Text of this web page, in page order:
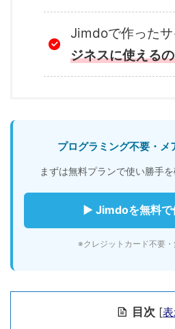
Jimdoで作ったサ
ジネスに使える
プログラミング不要・メ
まずは無料プランで使い勝手
▶ Jimdoを無料で
※クレジットカード不要
目次 [